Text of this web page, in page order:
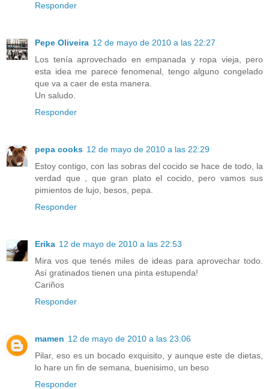
Responder
Pepe Oliveira 12 de mayo de 2010 a las 22:27
Los tenía aprovechado en empanada y ropa vieja, pero
esta idea me parece fenomenal, tengo alguno congelado
que va a caer de esta manera.
Un saludo.
Responder
pepa cooks 12 de mayo de 2010 a las 22:29
Estoy contigo, con las sobras del cocido se hace de todo, la
verdad que , que gran plato el cocido, pero vamos sus
pimientos de lujo, besos, pepa.
Responder
Erika 12 de mayo de 2010 a las 22:53
Mira vos que tenés miles de ideas para aprovechar todo.
Así gratinados tienen una pinta estupenda!
Cariños
Responder
mamen 12 de mayo de 2010 a las 23:06
Pilar, eso es un bocado exquisito, y aunque este de dietas,
lo hare un fin de semana, buenisimo, un beso
Responder